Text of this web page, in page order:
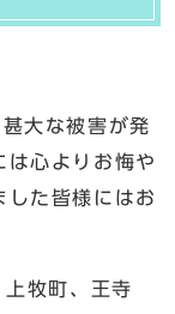
大な被害が発
は心よりお悔や
した皆様にはお
牧町、王寺